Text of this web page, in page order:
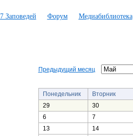
7 Заповедей Форум Медиабиблиотека
Предыдущий месяц
Понедельник
Вторник
29
30
6
7
13
14